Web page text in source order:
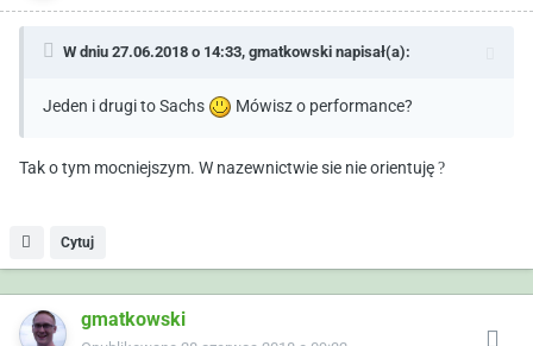
W dniu 27.06.2018 o 14:33, gmatkowski napisał(a):
Jeden i drugi to Sachs Mówisz o performance?
Tak o tym mocniejszym. W nazewnictwie sie nie orientuję?
Cytuj
gmatkowski